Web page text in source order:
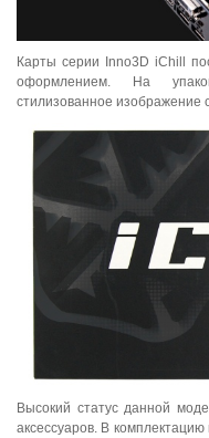
Карты серии Inno3D iChill
оформлением. На
стилизованное изображение
Высокий статус данной
аксессуаров. В